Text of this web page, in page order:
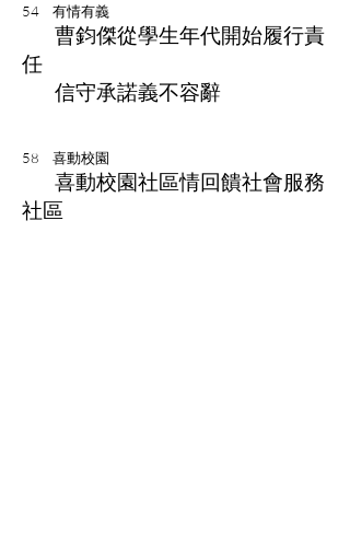
54 有情有義
曹鈞傑從學生年代開始履行責
任
信守承諾義不容辭
58 喜動校園
喜動校園社區情回饋社會服務
社區